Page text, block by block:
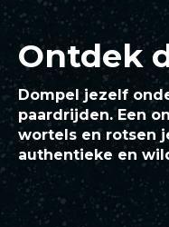
Ontdek
Dompel jezelf
paardrijden. Een
wortels en rotsen
authentieke en